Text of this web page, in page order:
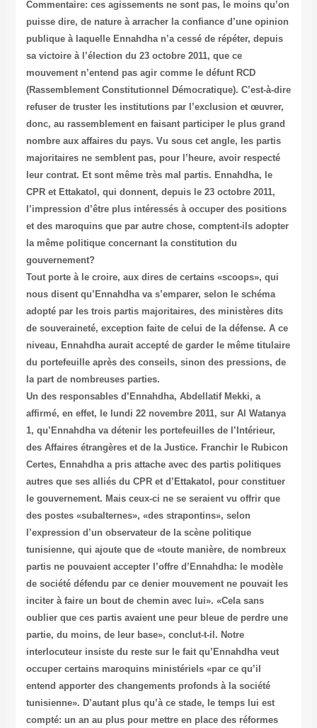
Commentaire: ces agissements ne sont pas, le moins qu’on
puisse dire, de nature à arracher la confiance d’une opinion
publique à laquelle Ennahdha n’a cessé de répéter, depuis
sa victoire à l’élection du 23 octobre 2011, que ce
mouvement n’entend pas agir comme le défunt RCD
(Rassemblement Constitutionnel Démocratique). C’est-à-dire
refuser de truster les institutions par l’exclusion et œuvrer,
donc, au rassemblement en faisant participer le plus grand
nombre aux affaires du pays. Vu sous cet angle, les partis
majoritaires ne semblent pas, pour l’heure, avoir respecté
leur contrat. Et sont même très mal partis. Ennahdha, le
CPR et Ettakatol, qui donnent, depuis le 23 octobre 2011,
l’impression d’être plus intéressés à occuper des positions
et des maroquins que par autre chose, comptent-ils adopter
la même politique concernant la constitution du
gouvernement?
Tout porte à le croire, aux dires de certains «scoops», qui
nous disent qu’Ennahdha va s’emparer, selon le schéma
adopté par les trois partis majoritaires, des ministères dits
de souveraineté, exception faite de celui de la défense. A ce
niveau, Ennahdha aurait accepté de garder le même titulaire
du portefeuille après des conseils, sinon des pressions, de
la part de nombreuses parties.
Un des responsables d’Ennahdha, Abdellatif Mekki, a
affirmé, en effet, le lundi 22 novembre 2011, sur Al Watanya
1, qu’Ennahdha va détenir les portefeuilles de l’Intérieur,
des Affaires étrangères et de la Justice. Franchir le Rubicon
Certes, Ennahdha a pris attache avec des partis politiques
autres que ses alliés du CPR et d’Ettakatol, pour constituer
le gouvernement. Mais ceux-ci ne se seraient vu offrir que
des postes «subalternes», «des strapontins», selon
l’expression d’un observateur de la scène politique
tunisienne, qui ajoute que de «toute manière, de nombreux
partis ne pouvaient accepter l’offre d’Ennahdha: le modèle
de société défendu par ce denier mouvement ne pouvait les
inciter à faire un bout de chemin avec lui». «Cela sans
oublier que ces partis avaient une peur bleue de perdre une
partie, du moins, de leur base», conclut-t-il. Notre
interlocuteur insiste du reste sur le fait qu’Ennahdha veut
occuper certains maroquins ministériels «par ce qu’il
entend apporter des changements profonds à la société
tunisienne». D’autant plus qu’à ce stade, le temps lui est
compté: un an au plus pour mettre en place des réformes